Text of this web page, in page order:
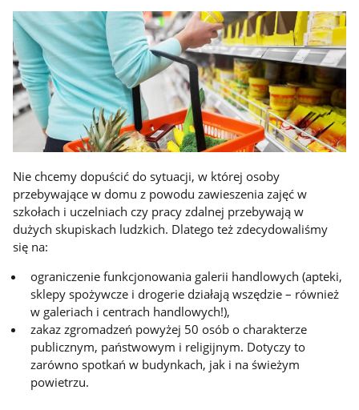
Nie chcemy dopuścić do sytuacji, w której osoby
przebywające w domu z powodu zawieszenia zajęć w
szkołach i uczelniach czy pracy zdalnej przebywają w
dużych skupiskach ludzkich. Dlatego też zdecydowaliśmy
się na:
ograniczenie funkcjonowania galerii handlowych (apteki,
sklepy spożywcze i drogerie działają wszędzie – również
w galeriach i centrach handlowych!),
zakaz zgromadzeń powyżej 50 osób o charakterze
publicznym, państwowym i religijnym. Dotyczy to
zarówno spotkań w budynkach, jak i na świeżym
powietrzu.